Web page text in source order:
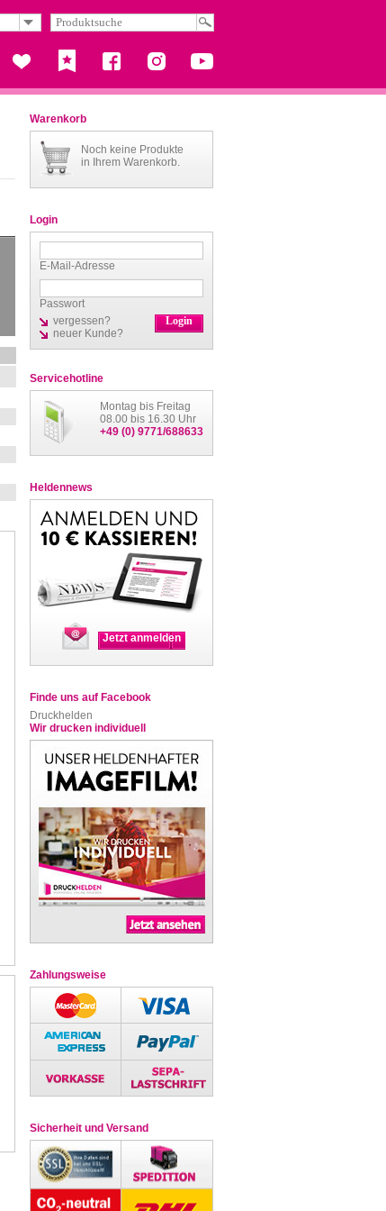
Warenkorb
Noch keine Produkte
in Ihrem Warenkorb.
Login
E-Mail-Adresse
Passwort
vergessen?
neuer Kunde?
Servicehotline
Montag bis Freitag
08.00 bis 16.30 Uhr
+49 (0) 9771/688633
Heldennews
Jetzt anmelden
Finde uns auf Facebook
Druckhelden
Wir drucken individuell
Zahlungsweise
Sicherheit und Versand